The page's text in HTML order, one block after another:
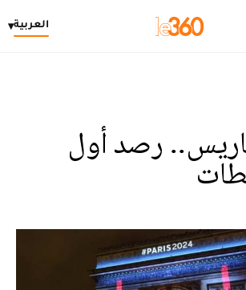
العربية▾
باريس.. رصد أول